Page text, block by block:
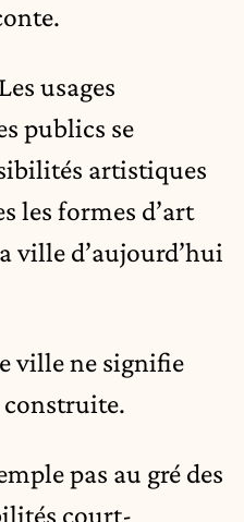
usages
publics se
artistiques
les formes d’art
ville d’aujourd’hui
ville ne signifie
construite.
pas au gré des
court-